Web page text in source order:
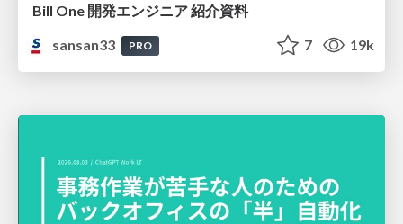
Bill One 開発エンジニア 紹介資料
sansan33
PRO 7 19k